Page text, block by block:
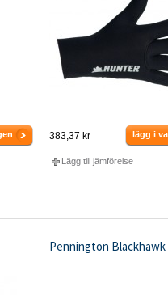
383,37 kr lägg i
Lägg till jämförelse
Pennington Blackhawk